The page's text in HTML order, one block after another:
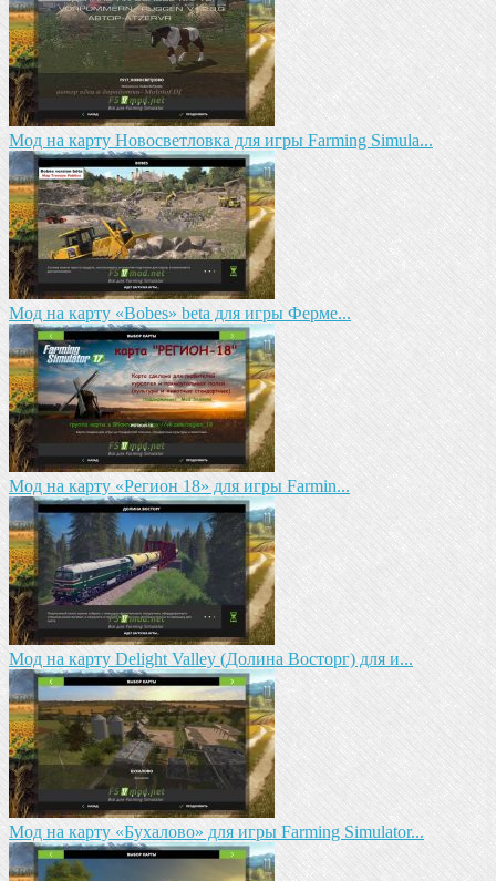
Мод на карту Новосветловка для игры Farming Simula...
Мод на карту «Bobes» beta для игры Ферме...
Мод на карту «Регион 18» для игры Farmin...
Мод на карту Delight Valley (Долина Восторг) для и...
Мод на карту «Бухалово» для игры Farming Simulator...